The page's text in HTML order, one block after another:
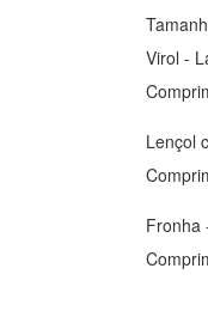
Virol -
Lençol
Fronha